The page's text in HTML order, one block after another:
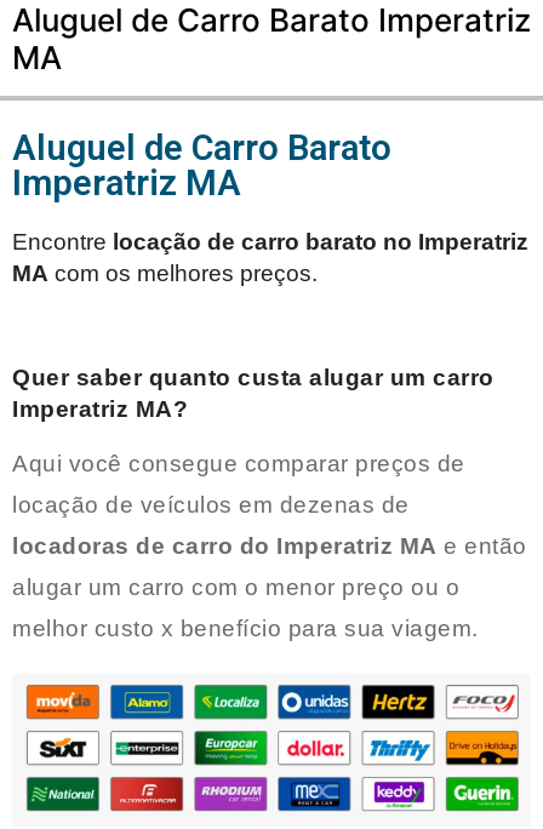
Aluguel de Carro Barato Imperatriz
MA
Aluguel de Carro Barato
Imperatriz MA
Encontre locação de carro barato no Imperatriz
MA com os melhores preços.
Quer saber quanto custa alugar um carro
Imperatriz MA?
Aqui você consegue comparar preços de
locação de veículos em dezenas de
locadoras de carro do Imperatriz MA e então
alugar um carro com o menor preço ou o
melhor custo x benefício para sua viagem.